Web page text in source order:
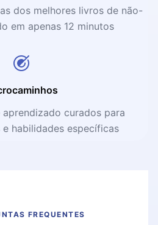
dos melhores livros de não-
em apenas 12 minutos
aprendizado curados para
habilidades específicas
FREQUENTES